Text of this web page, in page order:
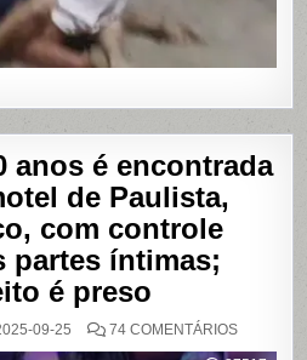
anos é encontrada
de Paulista,
com controle
partes íntimas;
é preso
09-25 74 COMENTÁRIOSEM